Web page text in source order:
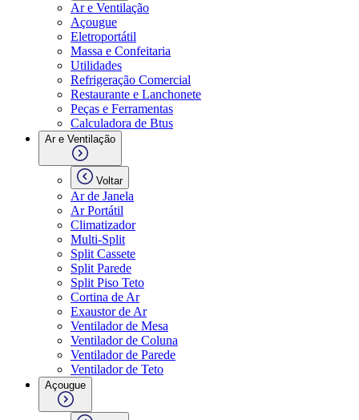
Ar e Ventilação
Açougue
Eletroportátil
Massa e Confeitaria
Utilidades
Refrigeração Comercial
Restaurante e Lanchonete
Peças e Ferramentas
Calculadora de Btus
Ar e Ventilação
Voltar
Ar de Janela
Ar Portátil
Climatizador
Multi-Split
Split Cassete
Split Parede
Split Piso Teto
Cortina de Ar
Exaustor de Ar
Ventilador de Mesa
Ventilador de Coluna
Ventilador de Parede
Ventilador de Teto
Açougue